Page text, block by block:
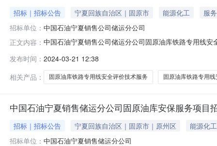
招标｜招标公告 宁夏回族自治区｜固原市 能源化工
服务
招标单位： 中国石油宁夏销售公司储运分公司
正文内容： 中国石油宁夏销售公司储运分公司固原油库铁路专用线
并出具评价报告结算要求：按照中国石油宁夏销售公司
查：竞选单位必须具备安全评价资质；2.竞
发布时间： 2024-03-21 12:38
相关产品：
固原油库铁路专用线安全评价技术服务 固原油库铁路专用
中国石油宁夏销售储运分公司固原油库安保服务项目
招标｜招标公告 宁夏回族自治区｜固原市｜原州区
能源化工
招标单位： 中国石油宁夏销售储运分公司